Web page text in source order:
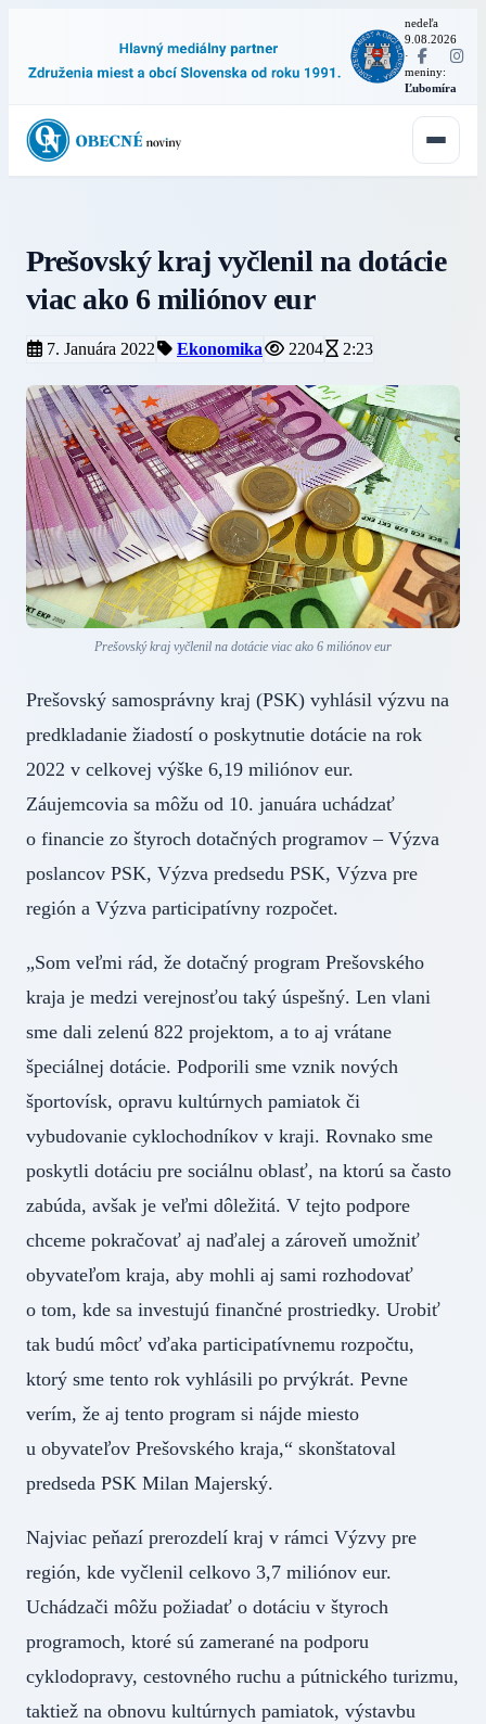
nedeľa
9.08.2026
·
meniny:
Ľubomíra
Prešovský kraj vyčlenil na dotácie
viac ako 6 miliónov eur
7. Januára 2022 Ekonomika 2204 2:23
Prešovský kraj vyčlenil na dotácie viac ako 6 miliónov eur
Prešovský samosprávny kraj (PSK) vyhlásil výzvu na
predkladanie žiadostí o poskytnutie dotácie na rok
2022 v celkovej výške 6,19 miliónov eur.
Záujemcovia sa môžu od 10. januára uchádzať
o financie zo štyroch dotačných programov – Výzva
poslancov PSK, Výzva predsedu PSK, Výzva pre
región a Výzva participatívny rozpočet.
„Som veľmi rád, že dotačný program Prešovského
kraja je medzi verejnosťou taký úspešný. Len vlani
sme dali zelenú 822 projektom, a to aj vrátane
špeciálnej dotácie. Podporili sme vznik nových
športovísk, opravu kultúrnych pamiatok či
vybudovanie cyklochodníkov v kraji. Rovnako sme
poskytli dotáciu pre sociálnu oblasť, na ktorú sa často
zabúda, avšak je veľmi dôležitá. V tejto podpore
chceme pokračovať aj naďalej a zároveň umožniť
obyvateľom kraja, aby mohli aj sami rozhodovať
o tom, kde sa investujú finančné prostriedky. Urobiť
tak budú môcť vďaka participatívnemu rozpočtu,
ktorý sme tento rok vyhlásili po prvýkrát. Pevne
verím, že aj tento program si nájde miesto
u obyvateľov Prešovského kraja,“ skonštatoval
predseda PSK Milan Majerský.
Najviac peňazí prerozdelí kraj v rámci Výzvy pre
región, kde vyčlenil celkovo 3,7 miliónov eur.
Uchádzači môžu požiadať o dotáciu v štyroch
programoch, ktoré sú zamerané na podporu
cyklodopravy, cestovného ruchu a pútnického turizmu,
taktiež na obnovu kultúrnych pamiatok, výstavbu